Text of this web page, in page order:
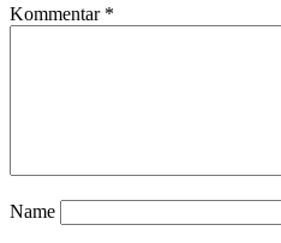
Kommentar *
Name